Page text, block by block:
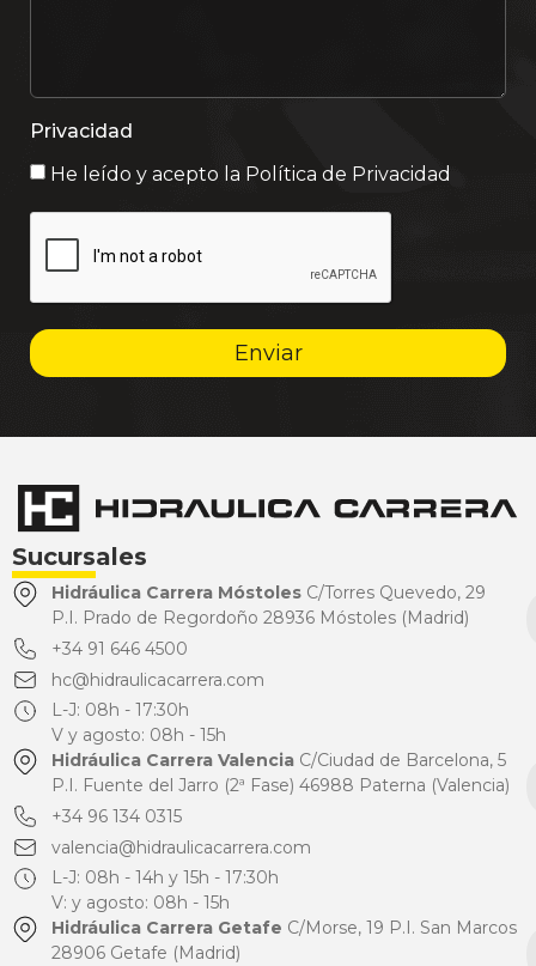
Privacidad
He leído y acepto la Política de Privacidad
Enviar
Sucursales
Hidráulica Carrera MóstolesC/Torres Quevedo, 29
P.I. Prado de Regordoño 28936 Móstoles (Madrid)
+34 91 646 4500
hc@hidraulicacarrera.com
L-J: 08h - 17:30h
V y agosto: 08h - 15h
Hidráulica Carrera ValenciaC/Ciudad de Barcelona, 5
P.I. Fuente del Jarro (2ª Fase) 46988 Paterna (Valencia)
+34 96 134 0315
valencia@hidraulicacarrera.com
L-J: 08h - 14h y 15h - 17:30h
V: y agosto: 08h - 15h
Hidráulica Carrera Getafe C/Morse, 19 P.I. San Marcos
28906 Getafe (Madrid)